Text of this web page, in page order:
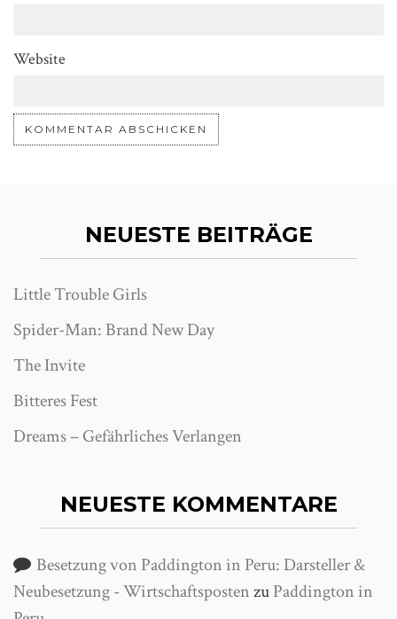
Website
NEUESTE BEITRÄGE
Little Trouble Girls
Spider-Man: Brand New Day
The Invite
Bitteres Fest
Dreams – Gefährliches Verlangen
NEUESTE KOMMENTARE
Besetzung von Paddington in Peru: Darsteller &
Neubesetzung - WirtschaftspostenzuPaddington in